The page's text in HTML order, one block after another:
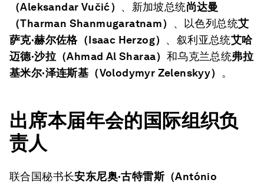
（Aleksandar Vučić） 、新加坡总统尚达曼
（Tharman Shanmugaratnam） 、以色列总统艾
萨克·赫尔佐格（Isaac Herzog） 、叙利亚总统艾哈
迈德·沙拉（Ahmad Al Sharaa） 和乌克兰总统弗拉
基米尔·泽连斯基（Volodymyr Zelenskyy） 。
出席本届年会的国际组织负
责人
联合国秘书长安东尼奥·古特雷斯（António